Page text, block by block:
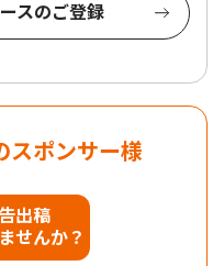
スのご登録
スポンサー様
出稿
せんか？